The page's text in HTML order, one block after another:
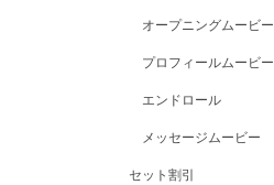
オープニングムービー
プロフィールムービー
エンドロール
メッセージムービー
セット割引